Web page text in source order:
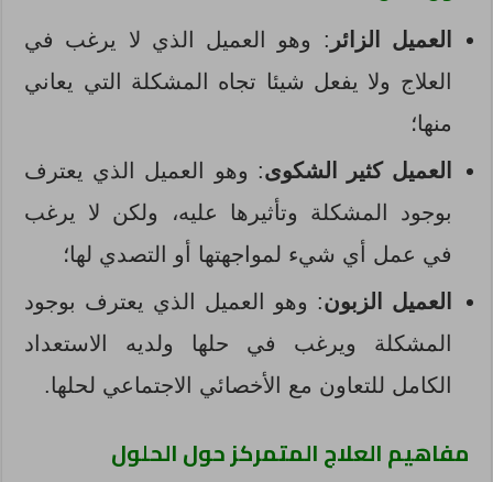
العميل الزائر : وهو العميل الذي لا يرغب في
العلاج ولا يفعل شيئا تجاه المشكلة التي يعاني
منها؛
العميل كثير الشكوى: وهو العميل الذي يعترف
بوجود المشكلة وتأثيرها عليه، ولكن لا يرغب
في عمل أي شيء لمواجهتها أو التصدي لها؛
العميل الزبون: وهو العميل الذي يعترف بوجود
المشكلة ويرغب في حلها ولديه الاستعداد
الكامل للتعاون مع الأخصائي الاجتماعي لحلها.
مفاهيم العلاج المتمركز حول الحلول